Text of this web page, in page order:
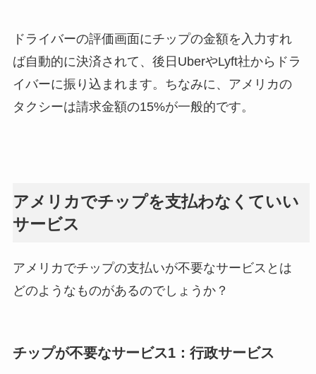
ドライバーの評価画面にチップの金額を入力すれ
ば自動的に決済されて、後日UberやLyft社からドラ
イバーに振り込まれます。ちなみに、アメリカの
タクシーは請求金額の15%が一般的です。
アメリカでチップを支払わなくていい
サービス
アメリカでチップの支払いが不要なサービスとは
どのようなものがあるのでしょうか？
チップが不要なサービス1：行政サービス